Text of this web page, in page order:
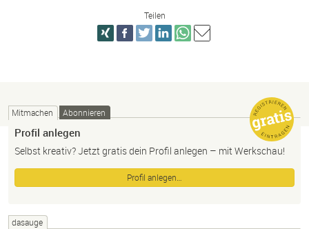
Teilen
Mitmachen Abonnieren
Profil anlegen
Selbst kreativ? Jetzt gratis dein Profil anlegen – mit Werkschau!
Profil anlegen…
dasauge